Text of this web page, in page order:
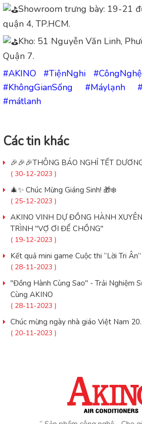
Showroom trưng bày: 19-21
quận 4, TP.HCM.
Kho: 51 Nguyễn Văn Linh,
Quận 7.
#AKINO
#TiệnNghi
#KhôngGianSống
#Máylạnh
#mátlanh
Các tin khác
🎉🎉🎉THÔNG BÁO NGHỈ TẾT
( 30-12-2023 )
🎄✨ Chúc Mừng Giáng Sinh! 🎁❄️
( 25-12-2023 )
AKINO VINH DỰ ĐỒNG HÀNH
TRÌNH "VỢ ƠI ĐỂ CHỒNG"
( 19-12-2023 )
Kết quả mini game Cuộc thi “Lời Tri
( 28-11-2023 )
"Đồng Hành Cùng Sao" - Trải Nghiệm
Cùng AKINO
( 28-11-2023 )
Chúc mừng ngày nhà giáo Việt Nam
( 20-11-2023 )